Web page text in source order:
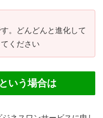
。どんどんと進化して
ください
いう場合は